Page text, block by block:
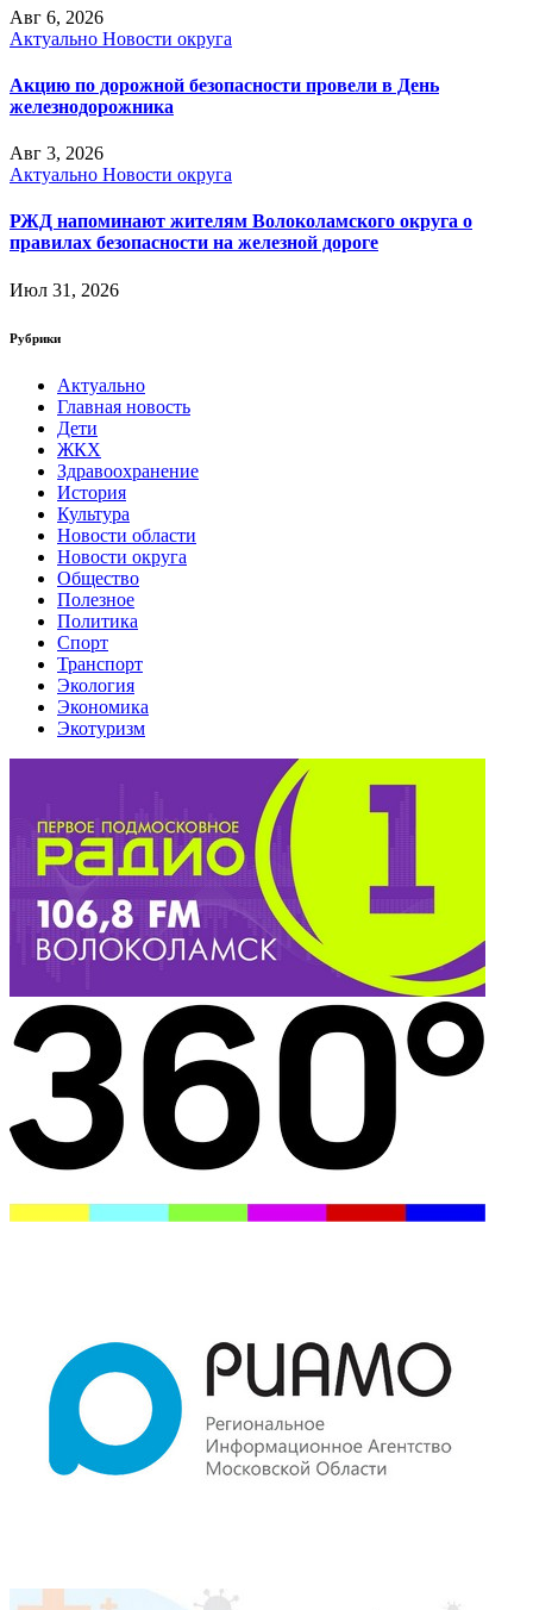
Авг 6, 2026
Актуально Новости округа
Акцию по дорожной безопасности провели в День
железнодорожника
Авг 3, 2026
Актуально Новости округа
РЖД напоминают жителям Волоколамского округа о
правилах безопасности на железной дороге
Июл 31, 2026
Рубрики
Актуально
Главная новость
Дети
ЖКХ
Здравоохранение
История
Культура
Новости области
Новости округа
Общество
Полезное
Политика
Спорт
Транспорт
Экология
Экономика
Экотуризм